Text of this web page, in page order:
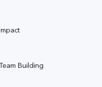
Impact
Team Building